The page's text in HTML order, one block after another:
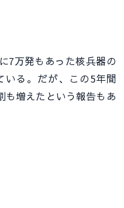
7万発もあった核兵器の
いる。だが、この5年間
も増えたという報告もあ